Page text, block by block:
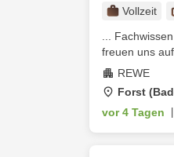
Vollzeit
...
freuen uns
REWE
Forst
vor 4 Tagen